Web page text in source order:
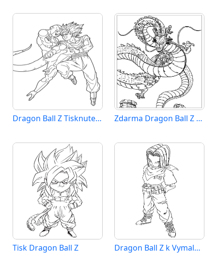
Dragon Ball Z Tisknutelný Zdarma Zdarma Dragon Ball Z k Tisku pro Děti
Tisk Dragon Ball Z Dragon Ball Z k Vymalování